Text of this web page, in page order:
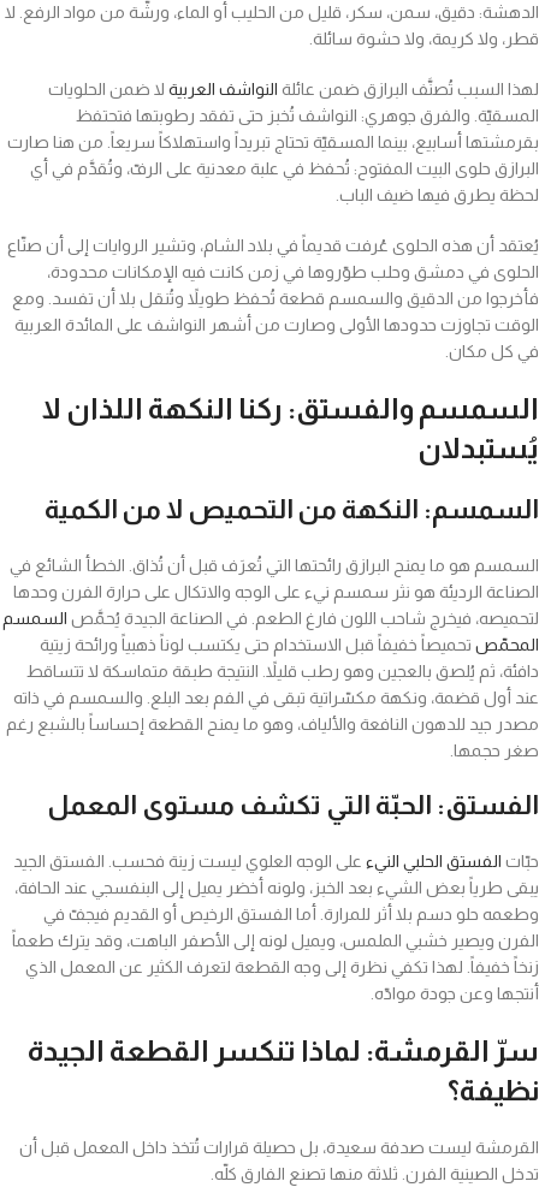
الدهشة: دقيق، سمن، سكر، قليل من الحليب أو الماء، ورشّة من مواد الرفع. لا
قطر، ولا كريمة، ولا حشوة سائلة.
لهذا السبب تُصنَّف البرازق ضمن عائلة النواشف العربية لا ضمن الحلويات
المسقيّة. والفرق جوهري: النواشف تُخبز حتى تفقد رطوبتها فتحتفظ
بقرمشتها أسابيع، بينما المسقيّة تحتاج تبريداً واستهلاكاً سريعاً. من هنا صارت
البرازق حلوى البيت المفتوح: تُحفظ في علبة معدنية على الرفّ، وتُقدَّم في أي
لحظة يطرق فيها ضيف الباب.
يُعتقد أن هذه الحلوى عُرفت قديماً في بلاد الشام، وتشير الروايات إلى أن صنّاع
الحلوى في دمشق وحلب طوّروها في زمن كانت فيه الإمكانات محدودة،
فأخرجوا من الدقيق والسمسم قطعة تُحفظ طويلاً وتُنقل بلا أن تفسد. ومع
الوقت تجاوزت حدودها الأولى وصارت من أشهر النواشف على المائدة العربية
في كل مكان.
السمسم والفستق: ركنا النكهة اللذان لا
يُستبدلان
السمسم: النكهة من التحميص لا من الكمية
السمسم هو ما يمنح البرازق رائحتها التي تُعرَف قبل أن تُذاق. الخطأ الشائع في
الصناعة الرديئة هو نثر سمسم نيء على الوجه والاتكال على حرارة الفرن وحدها
لتحميصه، فيخرج شاحب اللون فارغ الطعم. في الصناعة الجيدة يُحمَّص السمسم
المحمّص تحميصاً خفيفاً قبل الاستخدام حتى يكتسب لوناً ذهبياً ورائحة زيتية
دافئة، ثم يُلصق بالعجين وهو رطب قليلاً. النتيجة طبقة متماسكة لا تتساقط
عند أول قضمة، ونكهة مكسّراتية تبقى في الفم بعد البلع. والسمسم في ذاته
مصدر جيد للدهون النافعة والألياف، وهو ما يمنح القطعة إحساساً بالشبع رغم
صغر حجمها.
الفستق: الحبّة التي تكشف مستوى المعمل
حبّات الفستق الحلبي النيء على الوجه العلوي ليست زينة فحسب. الفستق الجيد
يبقى طرياً بعض الشيء بعد الخبز، ولونه أخضر يميل إلى البنفسجي عند الحافة،
وطعمه حلو دسم بلا أثر للمرارة. أما الفستق الرخيص أو القديم فيجفّ في
الفرن ويصير خشبي الملمس، ويميل لونه إلى الأصفر الباهت، وقد يترك طعماً
زنخاً خفيفاً. لهذا تكفي نظرة إلى وجه القطعة لتعرف الكثير عن المعمل الذي
أنتجها وعن جودة موادّه.
سرّ القرمشة: لماذا تنكسر القطعة الجيدة
نظيفة؟
القرمشة ليست صدفة سعيدة، بل حصيلة قرارات تُتخذ داخل المعمل قبل أن
تدخل الصينية الفرن. ثلاثة منها تصنع الفارق كلّه.